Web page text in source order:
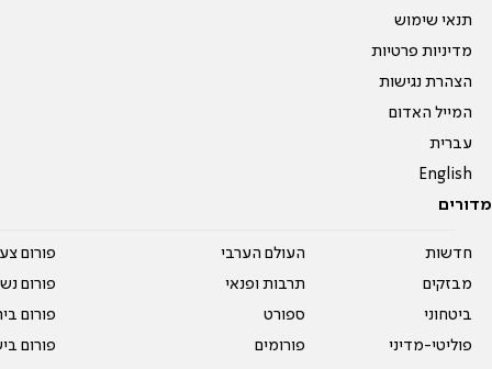
תנאי שימוש
מדיניות פרטיות
הצהרת נגישות
המייל האדום
עברית
English
מדורים
חדשות
מבזקים
ביטחוני
פוליטי-מדיני
העולם הערבי
תרבות ופנאי
ספורט
פורומים
פורום
פורום
פורום
פורום